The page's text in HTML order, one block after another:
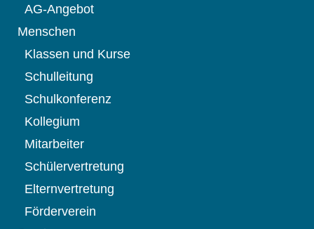
AG-Angebot
Menschen
Klassen und Kurse
Schulleitung
Schulkonferenz
Kollegium
Mitarbeiter
Schülervertretung
Elternvertretung
Förderverein